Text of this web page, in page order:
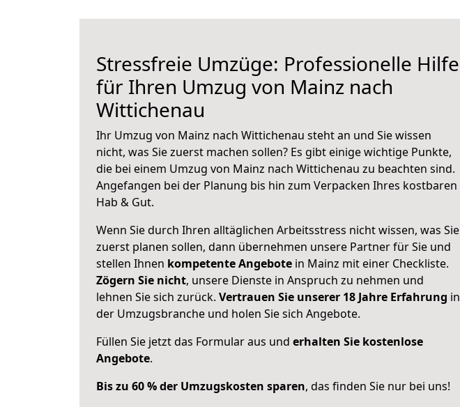
Stressfreie Umzüge: Professionelle Hilfe
für Ihren Umzug von Mainz nach
Wittichenau
Ihr Umzug von Mainz nach Wittichenau steht an und Sie wissen
nicht, was Sie zuerst machen sollen? Es gibt einige wichtige Punkte,
die bei einem Umzug von Mainz nach Wittichenau zu beachten sind.
Angefangen bei der Planung bis hin zum Verpacken Ihres kostbaren
Hab & Gut.
Wenn Sie durch Ihren alltäglichen Arbeitsstress nicht wissen, was Sie
zuerst planen sollen, dann übernehmen unsere Partner für Sie und
stellen Ihnen kompetente Angebote in Mainz mit einer Checkliste.
Zögern Sie nicht, unsere Dienste in Anspruch zu nehmen und
lehnen Sie sich zurück. Vertrauen Sie unserer 18 Jahre Erfahrung in
der Umzugsbranche und holen Sie sich Angebote.
Füllen Sie jetzt das Formular aus und erhalten Sie kostenlose
Angebote.
Bis zu 60 % der Umzugskosten sparen, das finden Sie nur bei uns!